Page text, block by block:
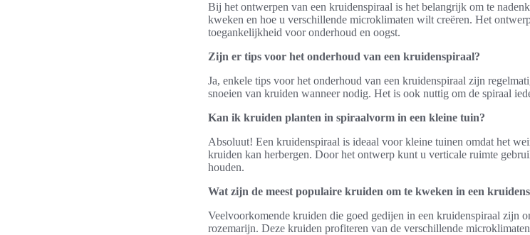
Bij het ontwerpen van een kruidenspiraal is het belangrijk om te
kweken en hoe u verschillende microklimaten wilt creëren. Het
toegankelijkheid voor onderhoud en oogst.
Zijn er tips voor het onderhoud van een kruidenspiraal?
Ja, enkele tips voor het onderhoud van een kruidenspiraal zijn
snoeien van kruiden wanneer nodig. Het is ook nuttig om de spiraal
Kan ik kruiden planten in spiraalvorm in een kleine tuin?
Absoluut! Een kruidenspiraal is ideaal voor kleine tuinen omdat het
kruiden kan herbergen. Door het ontwerp kunt u verticale ruimte
houden.
Wat zijn de meest populaire kruiden om te kweken in een
Veelvoorkomende kruiden die goed gedijen in een kruidenspiraal zijn
rozemarijn. Deze kruiden profiteren van de verschillende